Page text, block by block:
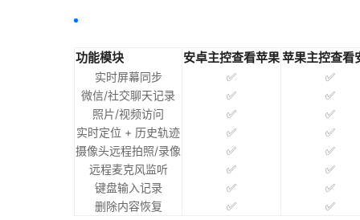
功能模块 安卓主控查看苹果苹果主控查看
实时屏幕同步 ✅
✅
微信/社交聊天记录
✅
✅
照片/视频访问
✅
✅
实时定位 + 历史轨迹
✅
✅
摄像头远程拍照/录像
✅
✅
远程麦克风监听
✅
✅
键盘输入记录
✅
✅
删除内容恢复
✅ ✅